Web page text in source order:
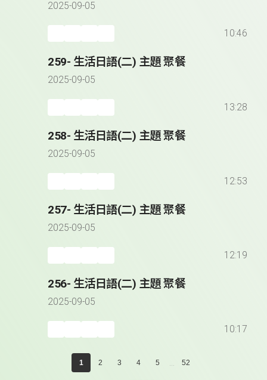
2025-09-05
10:46
259- 生活日語(二) 主題 聚餐
2025-09-05
13:28
258- 生活日語(二) 主題 聚餐
2025-09-05
12:53
257- 生活日語(二) 主題 聚餐
2025-09-05
12:19
256- 生活日語(二) 主題 聚餐
2025-09-05
10:17
1 2 3 4 5 ... 52